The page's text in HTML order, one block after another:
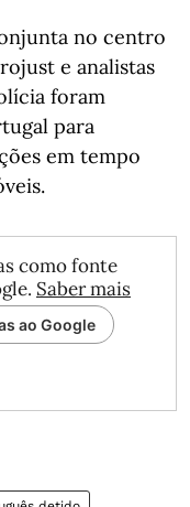
no centro
e analistas
foram
para
em tempo
como fonte
Saber mais
ao Google